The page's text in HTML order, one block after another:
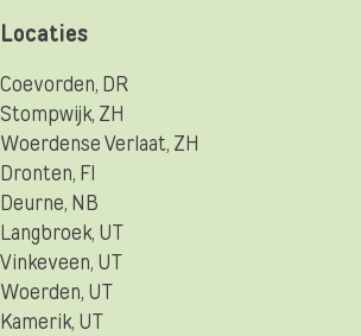
Locaties
Coevorden, DR
Stompwijk, ZH
Woerdense Verlaat, ZH
Dronten, Fl
Deurne, NB
Langbroek, UT
Vinkeveen, UT
Woerden, UT
Kamerik, UT